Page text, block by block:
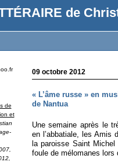
de
de
et
09 octobre 2012
« L’âme russe » en
de Nantua
Une semaine après le
en l’abbatiale, les Amis
la paroisse Saint
foule de mélomanes lors